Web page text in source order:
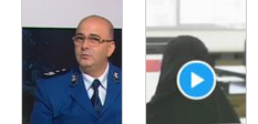
الطلبة
بسلامة
وأمان ..
والمرورية
الواجب
اتباعها
لتحقيق بيئة
عبدالعزيز بن
سعود ..
الهيئة العليا
للأمن